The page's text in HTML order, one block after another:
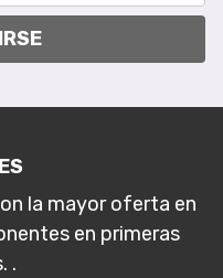
la mayor oferta en
en primeras
.